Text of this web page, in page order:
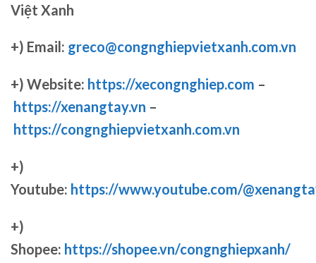
Việt Xanh
+) Email: greco@congnghiepvietxanh.com.vn
+) Website: https://xecongnghiep.com –
https://xenangtay.vn –
https://congnghiepvietxanh.com.vn
+)
Youtube: https://www.youtube.com/
+)
Shopee: https://shopee.vn/congnghiepxanh/